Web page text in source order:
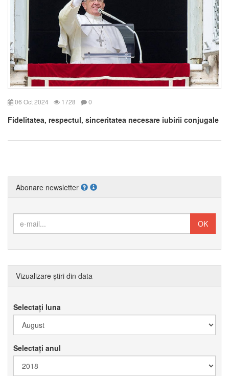
06 Oct 2024 1728 0
Fidelitatea, respectul, sinceritatea necesare iubirii conjugale
Abonare newsletter
Vizualizare știri din data
Selectați luna
Selectați anul